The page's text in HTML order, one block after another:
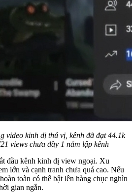
video kinh dị thú vị, kênh đã đạt 44.1k
views chưa đầy 1 năm lập kênh
đầu kênh kinh dị view ngoại. Xu
lớn và cạnh tranh chưa quá cao. Nếu
toàn có thể bật lên hàng chục nghìn
gian ngắn.